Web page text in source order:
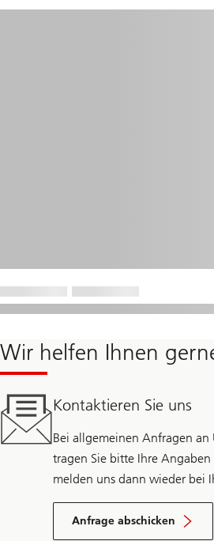
Wir helfen Ihnen
Kontaktieren Sie uns
Bei allgemeinen Anfragen an
tragen Sie bitte Ihre
melden uns dann wieder bei
Anfrage abschicken